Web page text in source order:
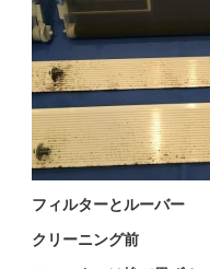
フィルターとルーバー
クリーニング前